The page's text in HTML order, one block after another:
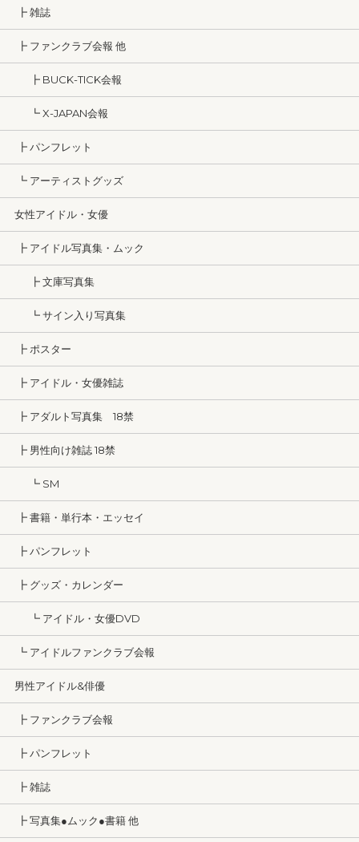
┣ 雑誌
┣ ファンクラブ会報 他
┣ BUCK-TICK会報
┗ X-JAPAN会報
┣ パンフレット
┗ アーティストグッズ
女性アイドル・女優
┣ アイドル写真集・ムック
┣ 文庫写真集
┗ サイン入り写真集
┣ ポスター
┣ アイドル・女優雑誌
┣ アダルト写真集 18禁
┣ 男性向け雑誌 18禁
┗ SM
┣ 書籍・単行本・エッセイ
┣ パンフレット
┣ グッズ・カレンダー
┗ アイドル・女優DVD
┗ アイドルファンクラブ会報
男性アイドル&俳優
┣ ファンクラブ会報
┣ パンフレット
┣ 雑誌
┣ 写真集●ムック●書籍 他